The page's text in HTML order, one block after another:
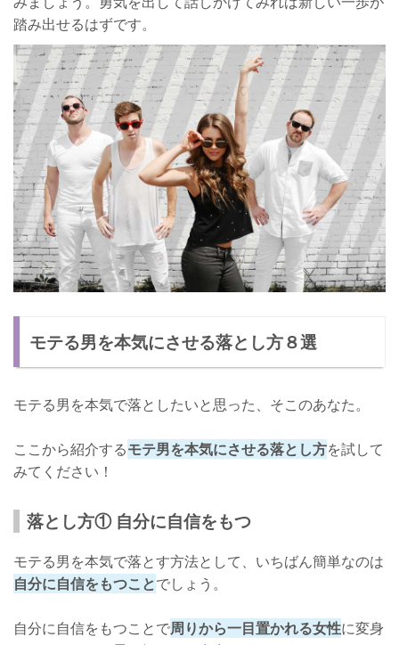
踏み出せるはずです。
モテる男を本気にさせる落とし方８選
モテる男を本気で落としたいと思った、そこのあなた。
ここから紹介するモテ男を本気にさせる落とし方を試して
みてください！
落とし方① 自分に自信をもつ
モテる男を本気で落とす方法として、いちばん簡単なのは
自分に自信をもつことでしょう。
自分に自信をもつことで周りから一目置かれる女性に変身